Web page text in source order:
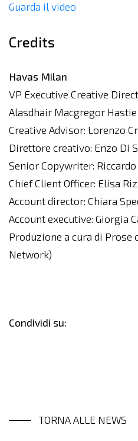
Guarda il video
Credits
Havas Milan
VP Executive Creative
Alasdhair Macgregor Hastie
Creative Advisor: Lorenzo
Direttore creativo: Enzo Di
Senior Copywriter:
Chief Client Officer: Elisa
Account director: Chiara
Account executive: Giorgia
Produzione a cura di Prose
Network)
Condividi su:
TORNA ALLE NEWS